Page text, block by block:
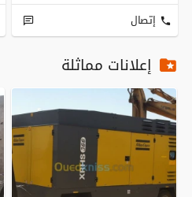
إتصال
إعلانات مماثلة